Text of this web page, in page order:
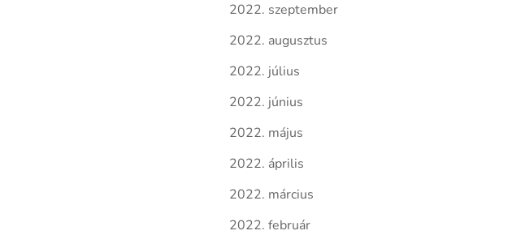
2022. szeptember
2022. augusztus
2022. július
2022. június
2022. május
2022. április
2022. március
2022. február